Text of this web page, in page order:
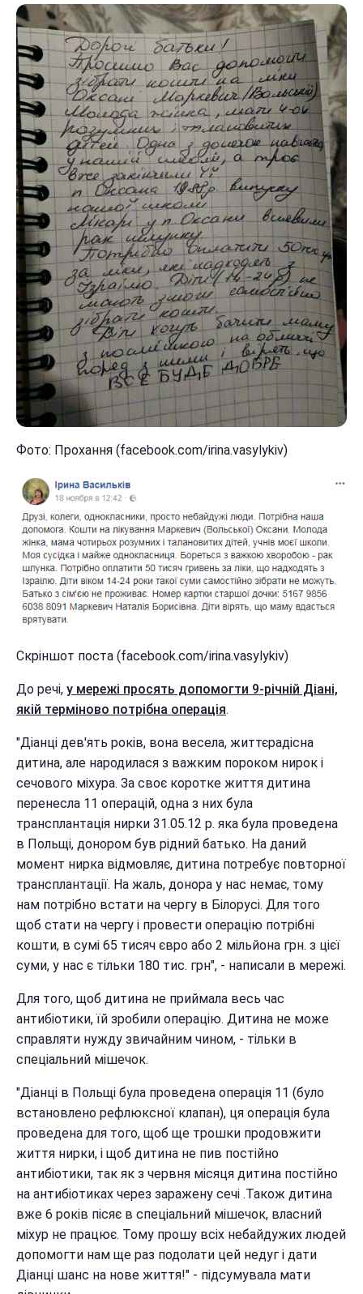
Фото: Прохання (facebook.com/irina.vasylykiv)
Скріншот поста (facebook.com/irina.vasylykiv)
До речі, у мережі просять допомогти 9-річній Діані,
якій терміново потрібна операція.
"Діанці дев'ять років, вона весела, життєрадісна
дитина, але народилася з важким пороком нирок і
сечового міхура. За своє коротке життя дитина
перенесла 11 операцій, одна з них була
трансплантація нирки 31.05.12 р. яка була проведена
в Польщі, донором був рідний батько. На даний
момент нирка відмовляє, дитина потребує повторної
трансплантації. На жаль, донора у нас немає, тому
нам потрібно встати на чергу в Білорусі. Для того
щоб стати на чергу і провести операцію потрібні
кошти, в сумі 65 тисяч євро або 2 мільйона грн. з цієї
суми, у нас є тільки 180 тис. грн", - написали в мережі.
Для того, щоб дитина не приймала весь час
антибіотики, їй зробили операцію. Дитина не може
справляти нужду звичайним чином, - тільки в
спеціальний мішечок.
"Діанці в Польщі була проведена операція 11 (було
встановлено рефлюксної клапан), ця операція була
проведена для того, щоб ще трошки продовжити
життя нирки, і щоб дитина не пив постійно
антибіотики, так як з червня місяця дитина постійно
на антибіотиках через заражену сечі .Також дитина
вже 6 років пісяє в спеціальний мішечок, власний
міхур не працює. Тому прошу всіх небайдужих людей
допомогти нам ще раз подолати цей недуг і дати
Діанці шанс на нове життя!" - підсумувала мати